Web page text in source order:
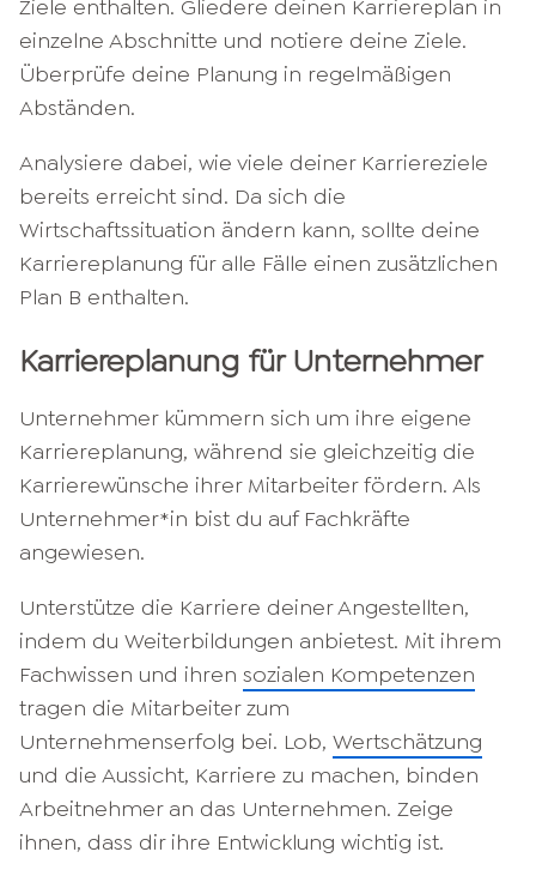
Ziele enthalten. Gliedere deinen Karriereplan in
einzelne Abschnitte und notiere deine Ziele.
Überprüfe deine Planung in regelmäßigen
Abständen.
Analysiere dabei, wie viele deiner Karriereziele
bereits erreicht sind. Da sich die
Wirtschaftssituation ändern kann, sollte deine
Karriereplanung für alle Fälle einen zusätzlichen
Plan B enthalten.
Karriereplanung für Unternehmer
Unternehmer kümmern sich um ihre eigene
Karriereplanung, während sie gleichzeitig die
Karrierewünsche ihrer Mitarbeiter fördern. Als
Unternehmer*in bist du auf Fachkräfte
angewiesen.
Unterstütze die Karriere deiner Angestellten,
indem du Weiterbildungen anbietest. Mit ihrem
Fachwissen und ihren sozialen Kompetenzen
tragen die Mitarbeiter zum
Unternehmenserfolg bei. Lob, Wertschätzung
und die Aussicht, Karriere zu machen, binden
Arbeitnehmer an das Unternehmen. Zeige
ihnen, dass dir ihre Entwicklung wichtig ist.